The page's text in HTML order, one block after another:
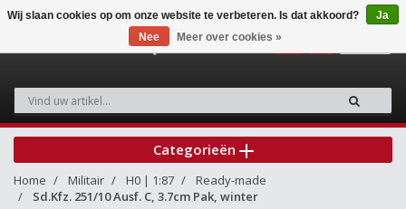
Categorieën
Home Militair H0 | 1:87
Ready-made
Sd.Kfz. 251/10 Ausf. C, 3.7cm Pak, winter
Wij slaan cookies op om onze website te verbeteren. Is dat akkoord?
Ja
Nee
Meer over cookies »